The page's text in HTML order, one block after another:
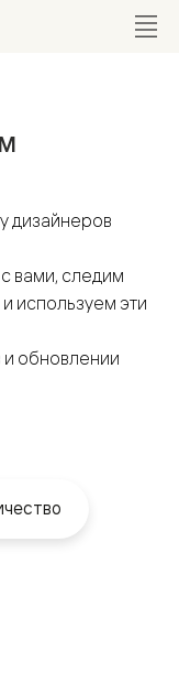
дизайнеров
вами, следим
используем эти
и обновлении